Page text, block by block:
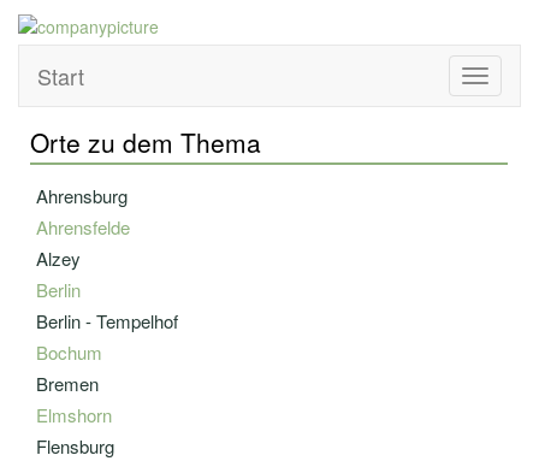
Toggle
Start
Orte zu dem Thema
Ahrensburg
Ahrensfelde
Alzey
Berlin
Berlin - Tempelhof
Bochum
Bremen
Elmshorn
Flensburg